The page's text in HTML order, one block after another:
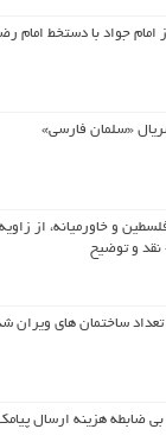
امام جواد با دستخط امام
«سلمان فارسی»
و خاورمیانه، از
و توضیح
تعداد ساختمان های ویران
ضابطه هزینه ارسال